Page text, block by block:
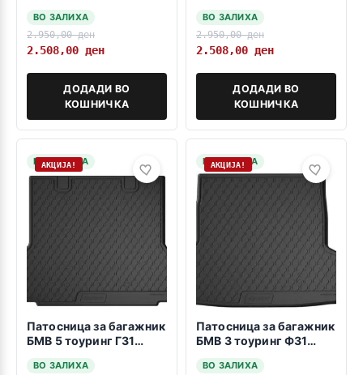
ВО ЗАЛИХА
2.950,00ден
2.508,00 ден
ДОДАДИ ВО
КОШНИЧКА
ВО ЗАЛИХА
2.950,00ден
2.508,00 ден
ДОДАДИ ВО
КОШНИЧКА
НА ЗАЛИХА
АКЦИЈА!
Патосница за багажник
БМВ 5 тоуринг Г31
ВО ЗАЛИХА
НА ЗАЛИХА
АКЦИЈА!
Патосница за багажник
БМВ 3 тоуринг Ф31
ВО ЗАЛИХА